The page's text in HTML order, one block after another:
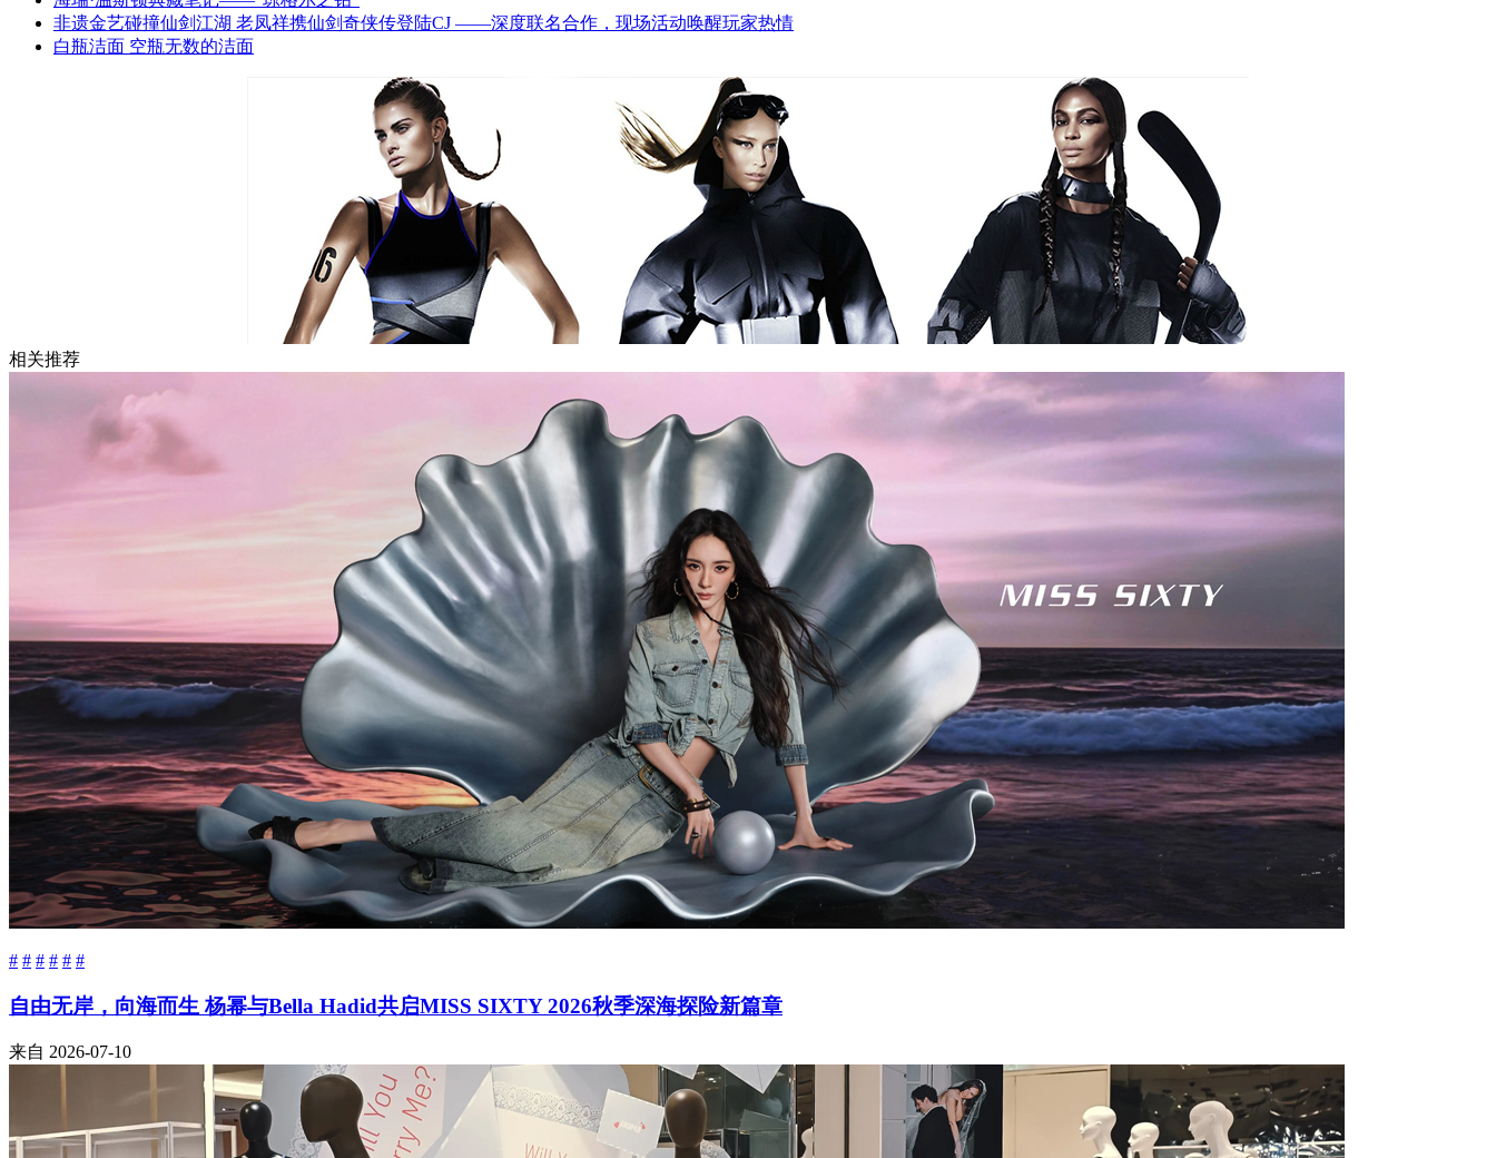
非遗金艺碰撞仙剑江湖 老凤祥携仙剑奇侠传登陆CJ ——深度联名合作，现场活动唤醒玩家热情
白瓶洁面 空瓶无数的洁面
相关推荐
# # # # # #
自由无岸，向海而生 杨幂与Bella Hadid共启MISS SIXTY 2026秋季深海探险新篇章
来自 2026-07-10